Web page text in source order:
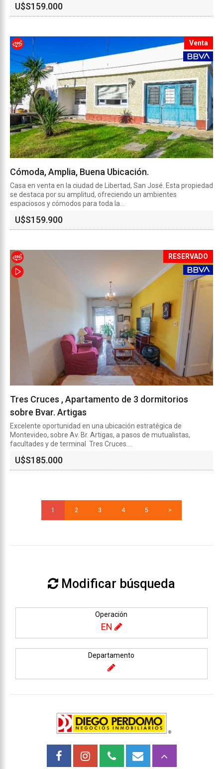
U$S159.000
Venta
Cómoda, Amplia, Buena Ubicación.
Casa en venta en la ciudad de Libertad, San José. Esta propiedad
se destaca por su amplitud, ofreciendo un ambientes
espaciosos y cómodos para toda la...
U$S159.900
RESERVADO
Tres Cruces , Apartamento de 3 dormitorios
sobre Bvar. Artigas
Excelente oportunidad en una ubicación estratégica de
Montevideo, sobre Av. Br. Artigas, a pasos de mutualistas,
facultades y de terminal Tres Cruces....
U$S185.000
1 2 3 4 5 >
Modificar búsqueda
Operación
EN
Departamento